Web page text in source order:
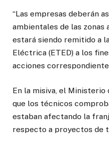
“Las empresas deberán
ambientales de las
estará siendo remitido a
Eléctrica (ETED) a los
acciones
En la misiva, el
que los técnicos
estaban afectando la
respecto a proyectos de